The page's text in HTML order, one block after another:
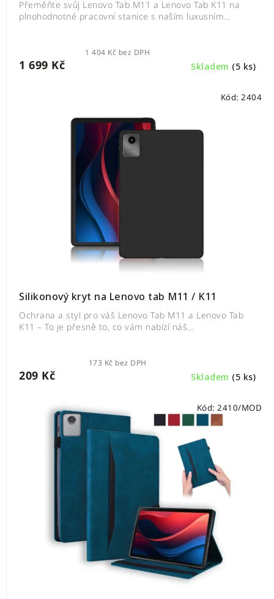
Skladem (5 ks)
1 404 Kč bez DPH
1 699 Kč
Přeměňte svůj Lenovo Tab M11 a Lenovo Tab K11 na
plnohodnotné pracovní stanice s naším luxusním...
Silikonový kryt na Lenovo tab M11 / K11
Skladem (5 ks)
173 Kč bez DPH
209 Kč
Ochrana a styl pro váš Lenovo Tab M11 a Lenovo Tab
K11 – To je přesně to, co vám nabízí náš...
Kód: 2404
Kód: 2410/MOD